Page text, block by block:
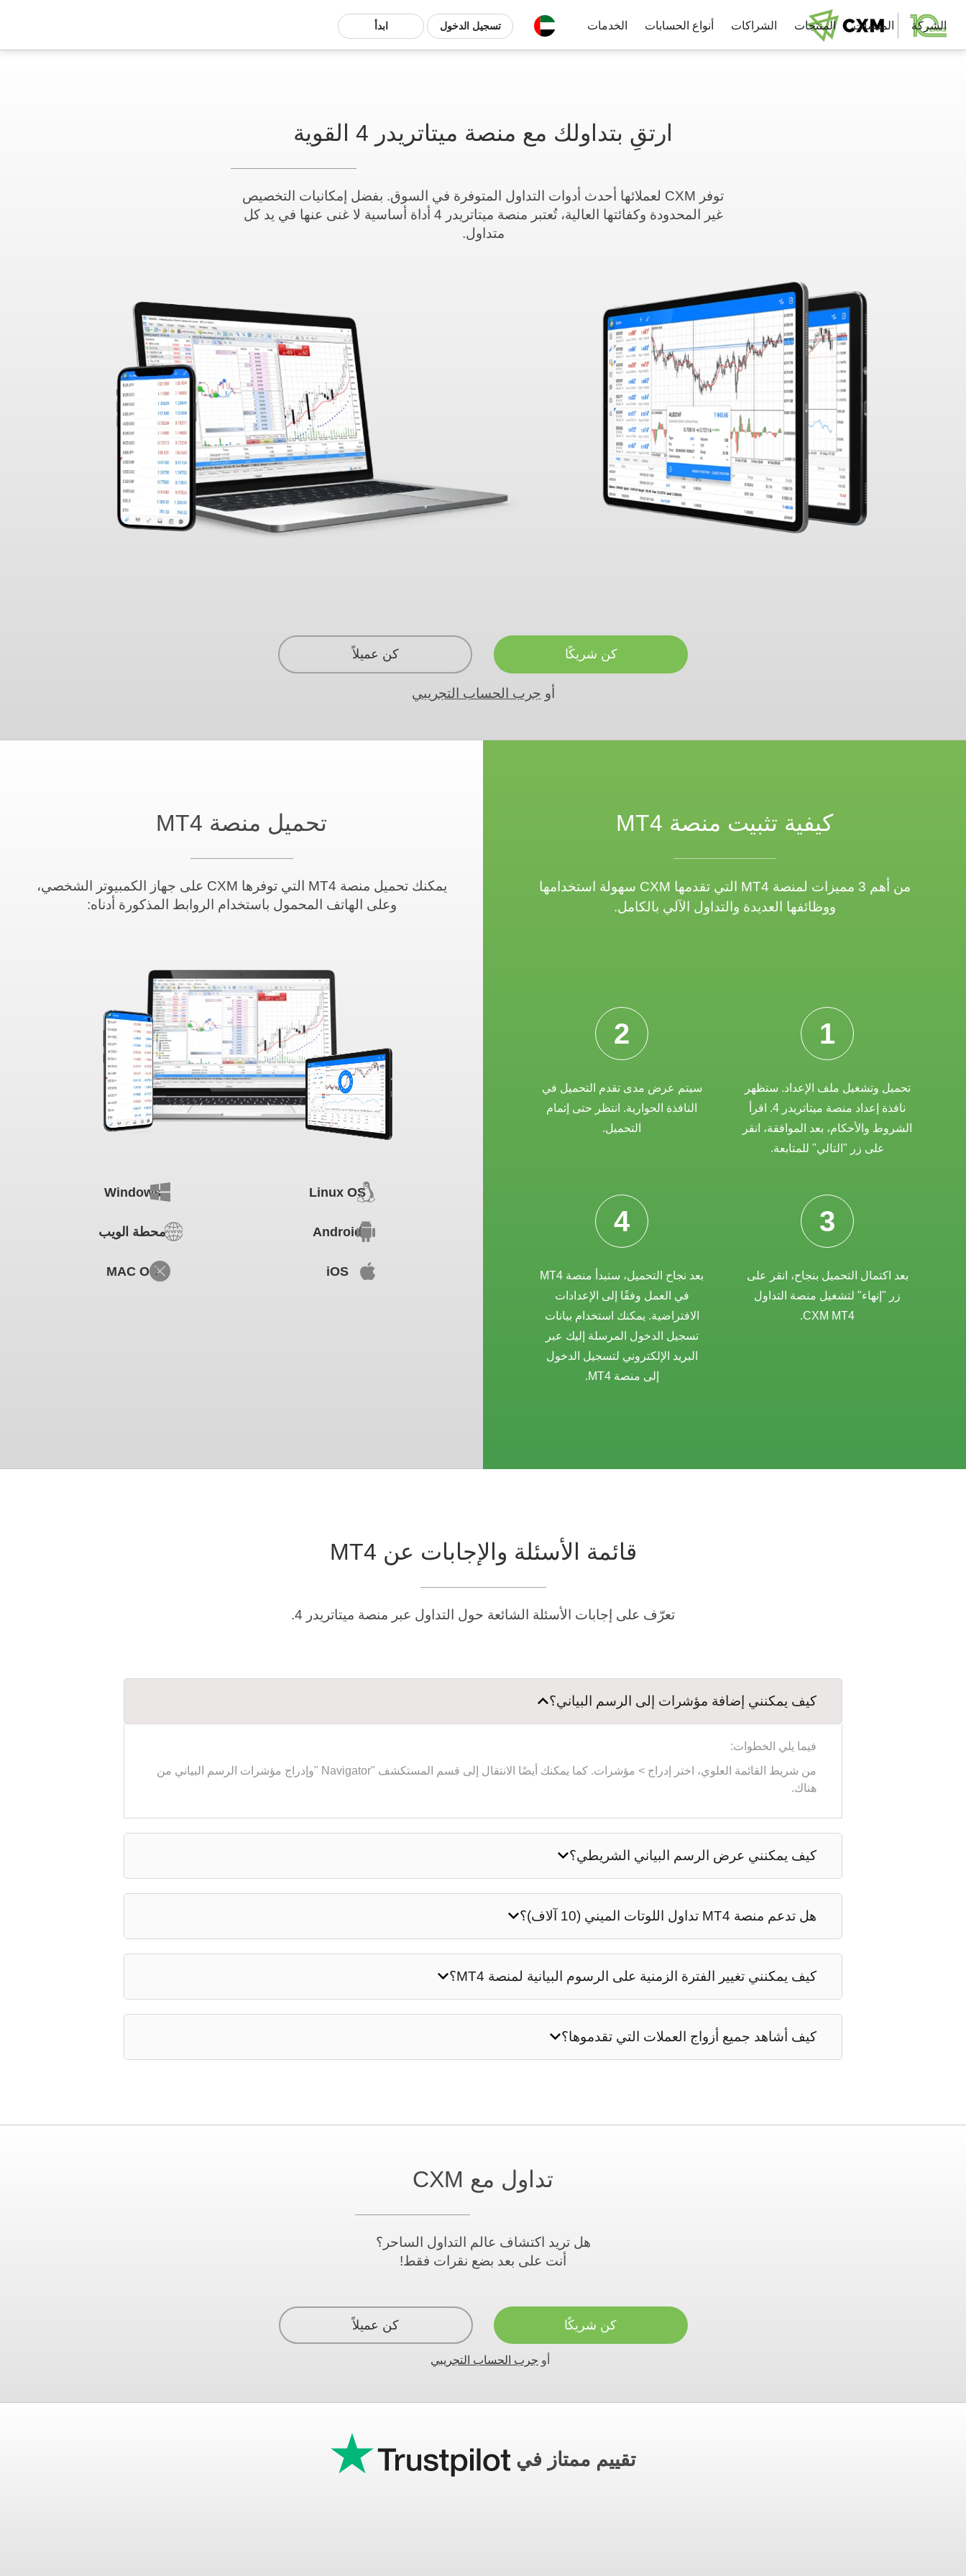
الشركة المنصات المنتجات الشراكات أنواع الحسابات الخدمات تسجيل الدخول ابدأ
ارتقِ بتداولك مع منصة ميتاتريدر 4 القوية
توفر CXM لعملائها أحدث أدوات التداول المتوفرة في السوق. بفضل إمكانيات التخصيص
غير المحدودة وكفائتها العالية، تُعتبر منصة ميتاتريدر 4 أداة أساسية لا غنى عنها في يد كل
متداول.
كن شريكًا كن عميلاً
أو جرب الحساب التجريبي
كيفية تثبيت منصة MT4
من أهم 3 مميزات لمنصة MT4 التي تقدمها CXM سهولة استخدامها
ووظائفها العديدة والتداول الآلي بالكامل.
1
تحميل وتشغيل ملف الإعداد. ستظهر
نافذة إعداد منصة ميتاتريدر 4. اقرأ
الشروط والأحكام، بعد الموافقة، انقر
على زر "التالي" للمتابعة.
2
سيتم عرض مدى تقدم التحميل في
النافذة الحوارية. انتظر حتى إتمام
التحميل.
3
بعد اكتمال التحميل بنجاح، انقر على
زر "إنهاء" لتشغيل منصة التداول
CXM MT4.
4
بعد نجاح التحميل، ستبدأ منصة MT4
في العمل وفقًا إلى الإعدادات
الافتراضية. يمكنك استخدام بيانات
تسجيل الدخول المرسلة إليك عبر
البريد الإلكتروني لتسجيل الدخول
إلى منصة MT4.
تحميل منصة MT4
يمكنك تحميل منصة MT4 التي توفرها CXM على جهاز الكمبيوتر الشخصي،
وعلى الهاتف المحمول باستخدام الروابط المذكورة أدناه:
Linux OS
Windows
Android محطة الويب
iOS
MAC OS
قائمة الأسئلة والإجابات عن MT4
تعرّف على إجابات الأسئلة الشائعة حول التداول عبر منصة ميتاتريدر 4.
كيف يمكنني إضافة مؤشرات إلى الرسم البياني؟
فيما يلي الخطوات:
من شريط القائمة العلوي، اختر إدراج > مؤشرات. كما يمكنك أيضًا الانتقال إلى قسم المستكشف "Navigator "وإدراج مؤشرات الرسم البياني من
هناك.
كيف يمكنني عرض الرسم البياني الشريطي؟
هل تدعم منصة MT4 تداول اللوتات الميني (10 آلاف)؟
كيف يمكنني تغيير الفترة الزمنية على الرسوم البيانية لمنصة MT4؟
كيف أشاهد جميع أزواج العملات التي تقدموها؟
تداول مع CXM
هل تريد اكتشاف عالم التداول الساحر؟
أنت على بعد بضع نقرات فقط!
كن شريكًا كن عميلاً
أو جرب الحساب التجريبي
تقييم ممتاز في